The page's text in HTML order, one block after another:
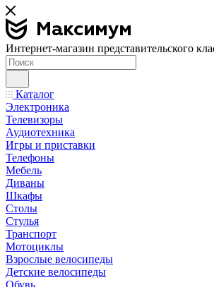
Интернет-магазин представительского
Каталог
Электроника
Телевизоры
Аудиотехника
Игры и приставки
Телефоны
Мебель
Диваны
Шкафы
Столы
Стулья
Транспорт
Мотоциклы
Взрослые велосипеды
Детские велосипеды
Обувь